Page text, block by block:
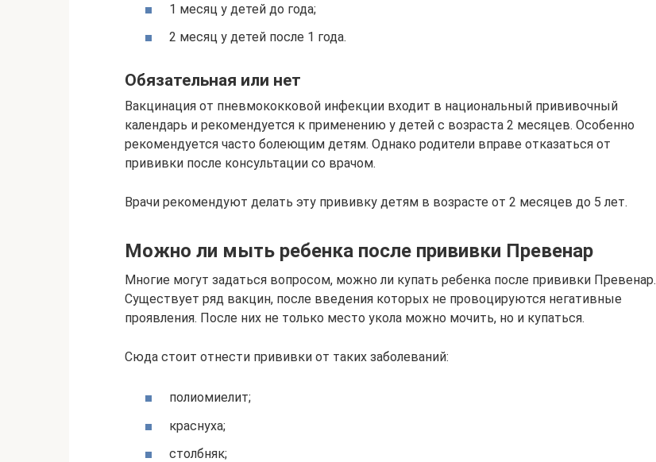
1 месяц у детей до года;
2 месяц у детей после 1 года.
Обязательная или нет
Вакцинация от пневмококковой инфекции входит в национальный прививочный
календарь и рекомендуется к применению у детей с возраста 2 месяцев. Особенно
рекомендуется часто болеющим детям. Однако родители вправе отказаться от
прививки после консультации со врачом.
Врачи рекомендуют делать эту прививку детям в возрасте от 2 месяцев до 5 лет.
Можно ли мыть ребенка после прививки Превенар
Многие могут задаться вопросом, можно ли купать ребенка после прививки Превенар.
Существует ряд вакцин, после введения которых не провоцируются негативные
проявления. После них не только место укола можно мочить, но и купаться.
Сюда стоит отнести прививки от таких заболеваний:
полиомиелит;
краснуха;
столбняк;